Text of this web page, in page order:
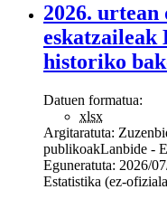
2026. urtean
eskatzaileak
historiko
Datuen formatua:
xlsx
Argitaratuta:
publikoakLanbide -
Eguneratuta: 2026/
Estatistika (ez-